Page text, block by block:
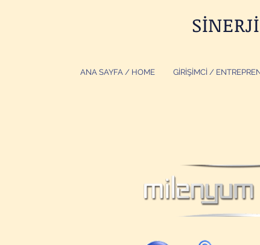
ANA SAYFA / HOME GİRİŞİMCİ /